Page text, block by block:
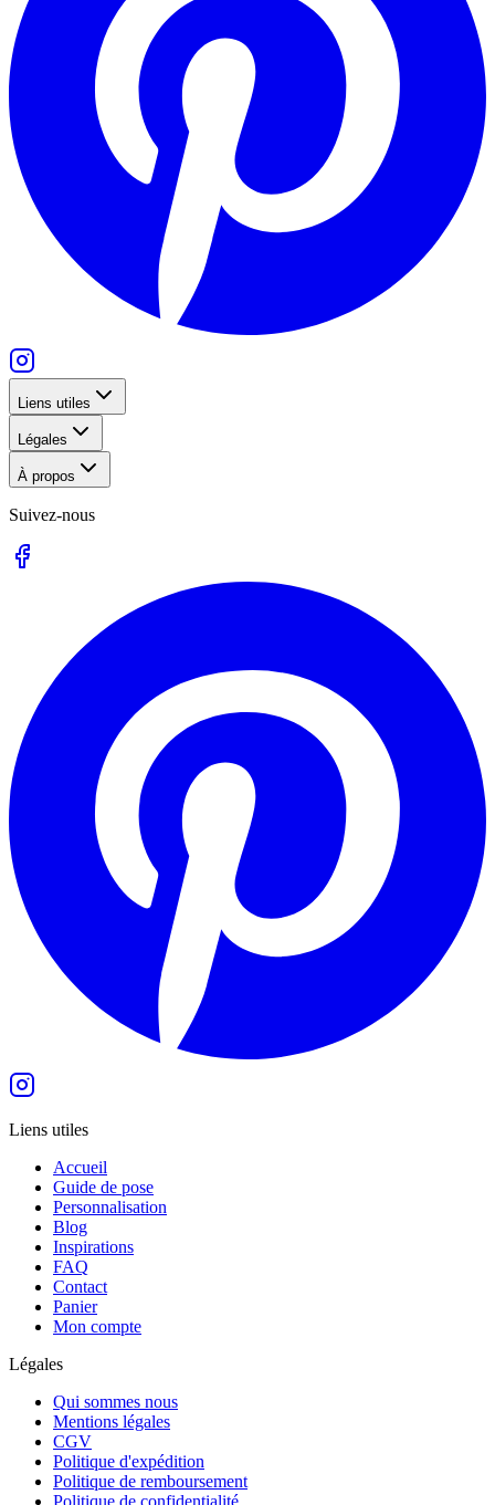
Liens utiles
Légales
À propos
Suivez-nous
Liens utiles
Accueil
Guide de pose
Personnalisation
Blog
Inspirations
FAQ
Contact
Panier
Mon compte
Légales
Qui sommes nous
Mentions légales
CGV
Politique d'expédition
Politique de remboursement
Politique de confidentialité